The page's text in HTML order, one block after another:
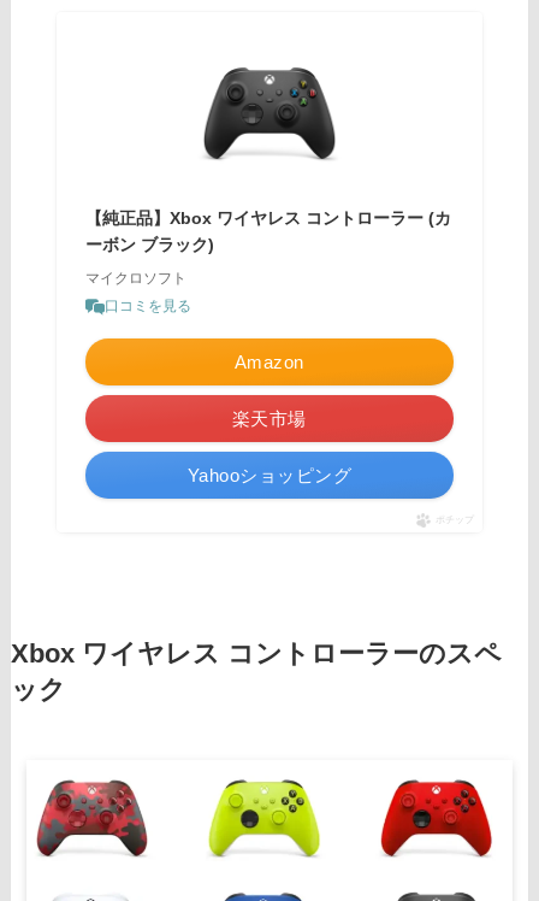
【純正品】Xbox ワイヤレス コントローラー (カ
ーボン ブラック)
マイクロソフト
口コミを見る
Amazon
楽天市場
Yahooショッピング
ポチップ
Xbox ワイヤレス コントローラーのスペ
ック